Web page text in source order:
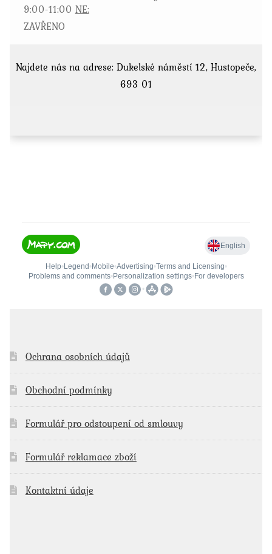
9:00-11:00 NE:
ZAVŘENO
Najdete nás na adrese: Dukelské náměstí 12, Hustopeče,
693 01
Ochrana osobních údajů
Obchodní podmínky
Formulář pro odstoupení od smlouvy
Formulář reklamace zboží
Kontaktní údaje